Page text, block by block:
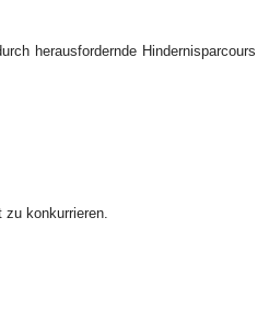
herausfordernde Hindernisparcours
zu konkurrieren.